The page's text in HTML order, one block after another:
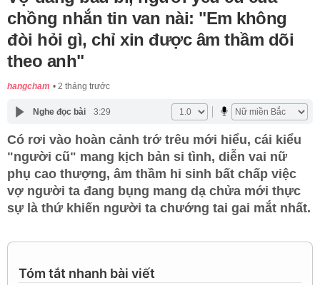
chồng nhắn tin van nài: "Em không
đòi hỏi gì, chỉ xin được âm thầm dõi
theo anh"
hangcham 2 tháng trước
Nghe đọc bài 3:29
Có rơi vào hoàn cảnh trớ trêu mới hiểu, cái kiểu
"người cũ" mang kịch bản si tình, diễn vai nữ
phụ cao thượng, âm thầm hi sinh bất chấp việc
vợ người ta đang bụng mang dạ chửa mới thực
sự là thứ khiến người ta chướng tai gai mắt nhất.
Tóm tắt nhanh bài viết